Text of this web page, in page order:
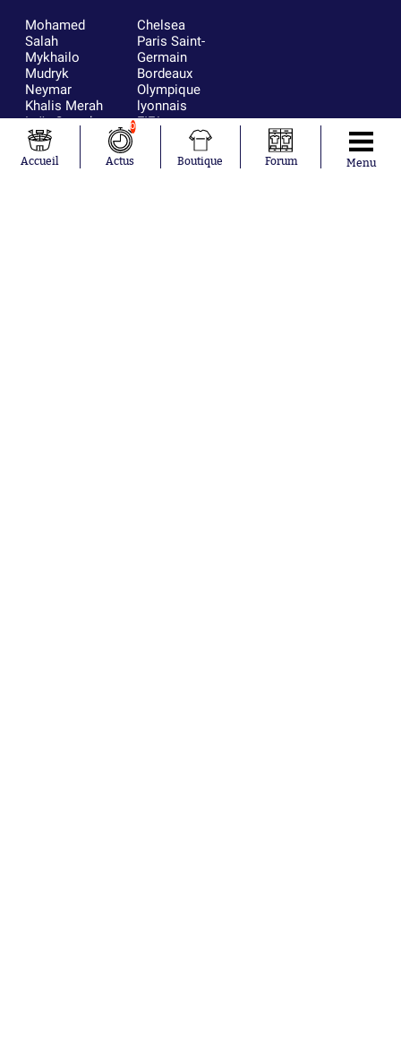
Mohamed
Salah
Mykhailo
Mudryk
Neymar
Khalis Merah
Loïs Openda
Moussa
Niakhaté
Chelsea
Paris Saint-
Germain
Bordeaux
Olympique
lyonnais
FIFA
Real Madrid
RC Strasbourg
AC Milan
Accueil
0
Actus Boutique Forum Menu